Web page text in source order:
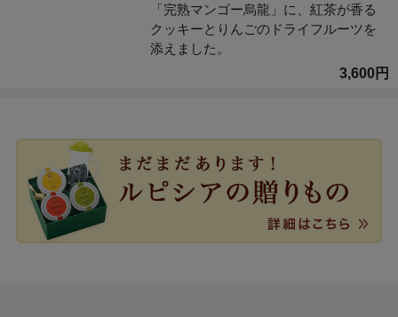
「完熟マンゴー烏龍」に、紅茶が香る
クッキーとりんごのドライフルーツを
添えました。
3,600円